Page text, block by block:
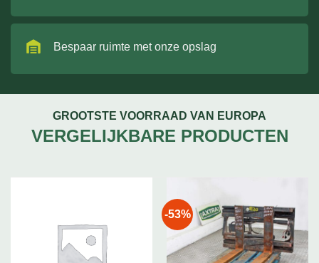
Bespaar ruimte met onze opslag
GROOTSTE VOORRAAD VAN EUROPA
VERGELIJKBARE PRODUCTEN
-53%